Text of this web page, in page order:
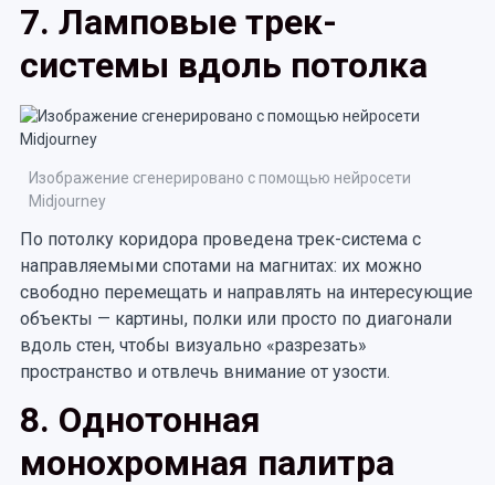
7. Ламповые трек-
системы вдоль потолка
Изображение сгенерировано с помощью нейросети
Midjourney
По потолку коридора проведена трек-система с
направляемыми спотами на магнитах: их можно
свободно перемещать и направлять на интересующие
объекты — картины, полки или просто по диагонали
вдоль стен, чтобы визуально «разрезать»
пространство и отвлечь внимание от узости.
8. Однотонная
монохромная палитра